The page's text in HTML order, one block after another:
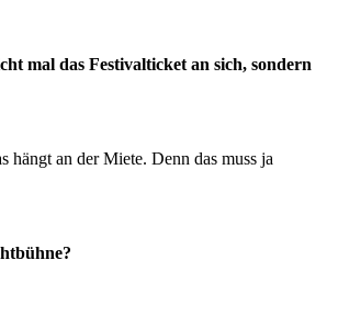
mal das Festivalticket an sich, sondern
hängt an der Miete. Denn das muss ja